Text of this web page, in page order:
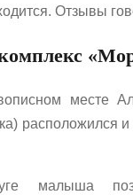
Отзывы
месте
расположился
малыша